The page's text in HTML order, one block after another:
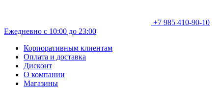
+7 985 410-90-10
Ежедневно с 10:00 до 23:00
Корпоративным клиентам
Оплата и доставка
Дисконт
О компании
Магазины